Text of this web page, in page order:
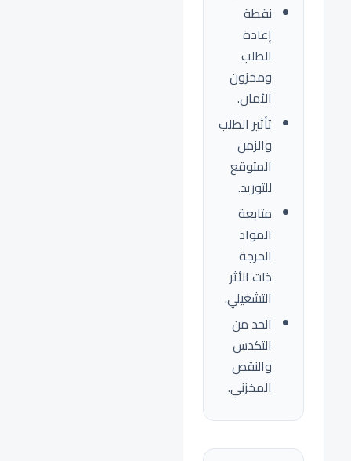
نقطة
إعادة
الطلب
ومخزون
الأمان.
تأثير الطلب
والزمن
المتوقع
للتوريد.
متابعة
المواد
الحرجة
ذات الأثر
التشغيلي.
الحد من
التكدس
والنقص
المخزني.